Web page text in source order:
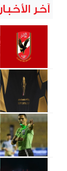
آخر الأخبار